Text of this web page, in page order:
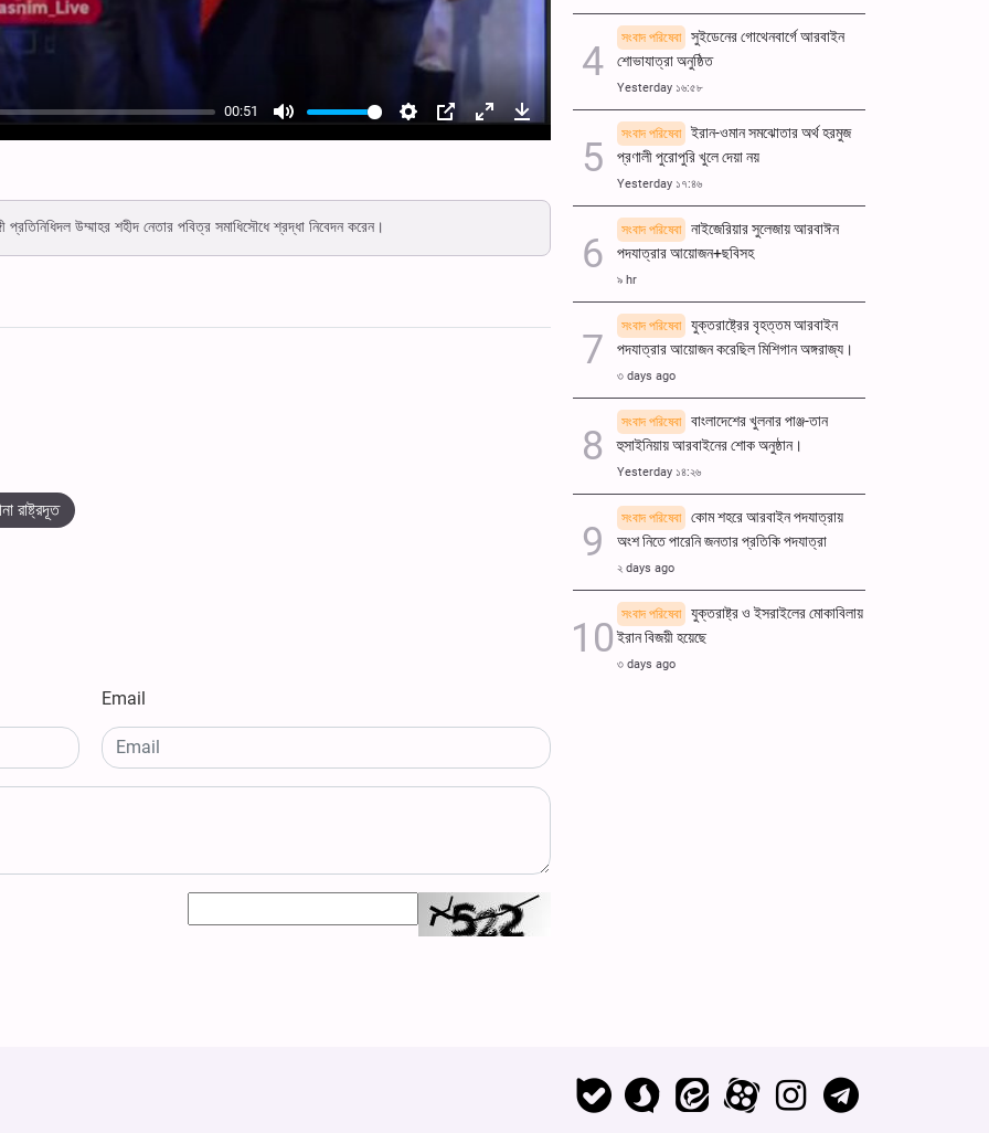
00:51
Mute Settings
PIP EnterDownload
উম্মাহর শহীদ নেতার পবিত্র সমাধিসৌধে শ্রদ্ধা নিবেদন করেন।
রাষ্ট্রদূত
Email
সংবাদ পরিষেবা
সুইডেনের গোথেনবার্গে আরবাইন
শোভাযাত্রা অনুষ্ঠিত
Yesterday ১৬:৫৮
সংবাদ পরিষেবা
ইরান-ওমান সমঝোতার অর্থ হরমুজ
প্রণালী পুরোপুরি খুলে দেয়া নয়
Yesterday ১৭:৪৬
সংবাদ পরিষেবা
নাইজেরিয়ার সুলেজায় আরবাঈন
পদযাত্রার আয়োজন+ছবিসহ
৯ hr
সংবাদ পরিষেবা
যুক্তরাষ্ট্রের বৃহত্তম আরবাইন
পদযাত্রার আয়োজন করেছিল মিশিগান অঙ্গরাজ্য।
৩ days ago
সংবাদ পরিষেবা
বাংলাদেশের খুলনার পাঞ্জ-তান
হুসাইনিয়ায় আরবাইনের শোক অনুষ্ঠান।
Yesterday ১৪:২৬
সংবাদ পরিষেবা
কোম শহরে আরবাইন পদযাত্রায়
অংশ নিতে পারেনি জনতার প্রতিকি পদযাত্রা
২ days ago
সংবাদ পরিষেবা
যুক্তরাষ্ট্র ও ইসরাইলের মোকাবিলায়
ইরান বিজয়ী হয়েছে
৩ days ago